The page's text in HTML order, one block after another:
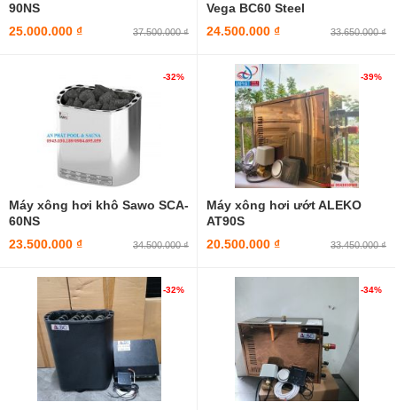
90NS
25.000.000 ₫
37.500.000 ₫
Vega BC60 Steel
24.500.000 ₫
33.650.000 ₫
Máy xông hơi khô Sawo SCA-
60NS
23.500.000 ₫
34.500.000 ₫
-32%
Máy xông hơi ướt ALEKO
AT90S
20.500.000 ₫
33.450.000 ₫
-39%
-32% -34%